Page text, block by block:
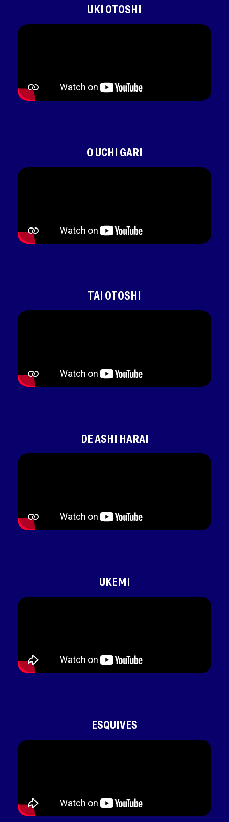
UKI OTOSHI
O UCHI GARI
TAI OTOSHI
DE ASHI HARAI
UKEMI
ESQUIVES